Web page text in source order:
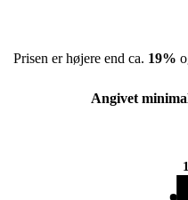
Prisen er højere end ca. 19%
Angivet